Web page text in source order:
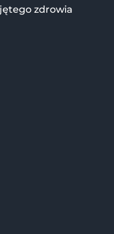
zdrowia